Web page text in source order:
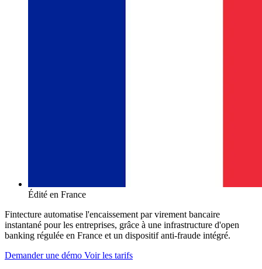
Édité en France
Fintecture automatise l'encaissement par virement bancaire
instantané pour les entreprises, grâce à une infrastructure d'open
banking régulée en France et un dispositif anti-fraude intégré.
Demander une démo Voir les tarifs